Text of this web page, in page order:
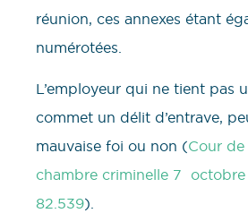
réunion, ces annexes étant
numérotées.
L’employeur qui ne tient pas
commet un délit d’entrave,
mauvaise foi ou non (Cour de
chambre criminelle 7 octobre
82.539).